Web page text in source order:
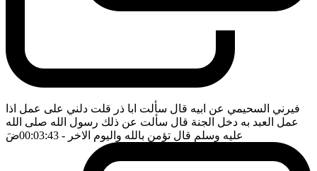
فيرني السحيمي عن ابيه قال سألت ابا ذر قلت دلني على عمل اذا
عمل العبد به دخل الجنة قال سألت عن ذلك رسول الله صلى الله
عليه وسلم قال تؤمن بالله واليوم الاخر - 00:03:43 ضَ